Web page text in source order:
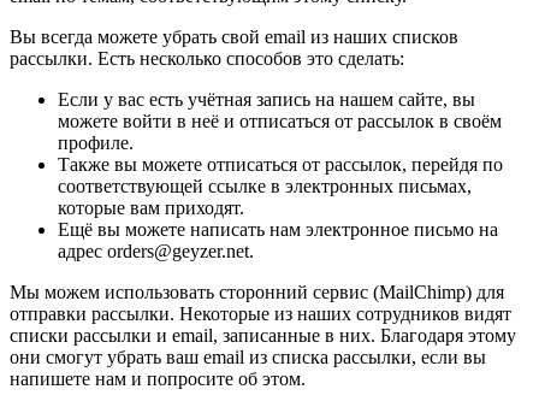
Вы всегда можете убрать свой email из наших списков
рассылки. Есть несколько способов это сделать:
Если у вас есть учётная запись на нашем сайте, вы
можете войти в неё и отписаться от рассылок в своём
профиле.
Также вы можете отписаться от рассылок, перейдя по
соответствующей ссылке в электронных письмах,
которые вам приходят.
Ещё вы можете написать нам электронное письмо на
адрес orders@geyzer.net.
Мы можем использовать сторонний сервис (MailChimp) для
отправки рассылки. Некоторые из наших сотрудников видят
списки рассылки и email, записанные в них. Благодаря этому
они смогут убрать ваш email из списка рассылки, если вы
напишете нам и попросите об этом.